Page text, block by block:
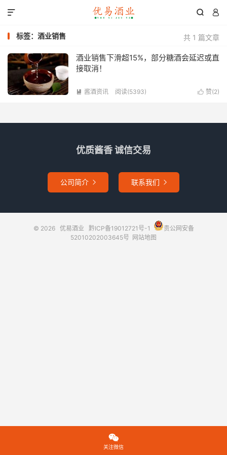
 

共 1 篇文章
标签：酒业销售
酒业销售下滑超15%，部分糖酒会延迟或直
接取消！
 赞(2)
 酱酒资讯 阅读(5393)
优质酱香 诚信交易
公司简介  联系我们 
© 2026 优易酒业 黔ICP备19012721号-1
贵公网安备
52010202003645号 网站地图

关注微信